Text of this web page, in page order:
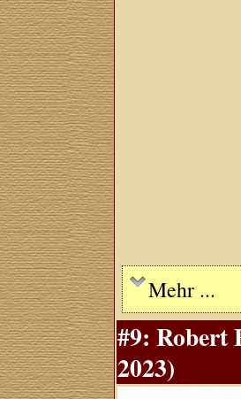
Mehr ...
#9: Robert
2023)